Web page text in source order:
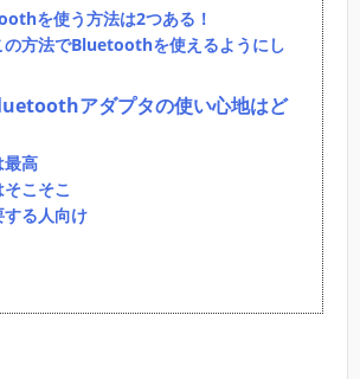
を使う方法は2つある！
の方法でBluetoothを使えるようにし
アダプタの使い心地はど
最高
こそこ
する人向け